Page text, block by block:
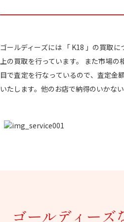
ゴールディーズには 「 K18 」の買取
上の買取を行っています。 また市場
目で査定を行なっているので、査定金
いたします。他のお店で納得のいかな
ゴールディーズ